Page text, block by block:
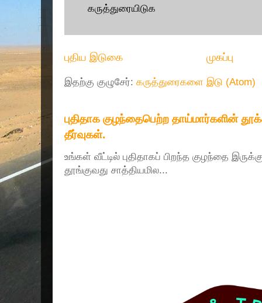
கருத்துரையிடுக
புதிய இடுகை முகப்பு
இதற்கு குழுசேர்: கருத்துரைகளை இடு (Atom)
புதிதாக குழந்தைபெற்ற தாய்மார்களின்
தீர்வுகள்.
உங்கள் வீட்டில் புதிதாகப் பிறந்த குழந்தை
தூங்குவது சாத்தியமில...